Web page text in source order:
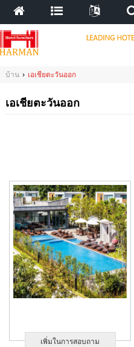
บ้าน › เอเชียตะวันออก
เอเชียตะวันออก
เพิ่มในการสอบถาม